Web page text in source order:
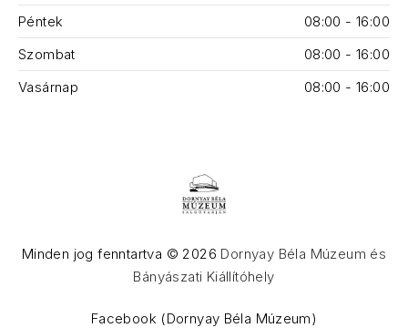
Péntek
08:00 - 16:00
Szombat
08:00 - 16:00
Vasárnap
08:00 - 16:00
Minden jog fenntartva © 2026 Dornyay Béla Múzeum és
Bányászati Kiállítóhely
Facebook (Dornyay Béla Múzeum)